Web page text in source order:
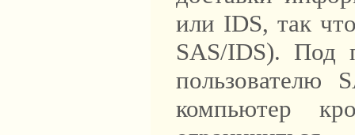
или IDS, так
SAS/IDS). Под
пользователю
компьютер